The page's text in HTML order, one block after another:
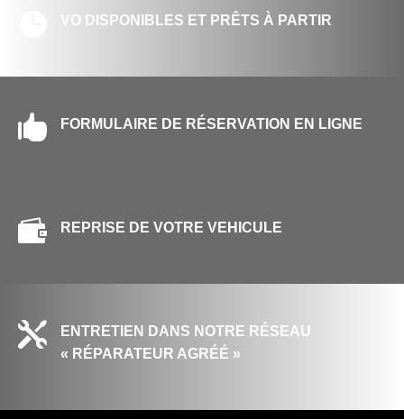
VO DISPONIBLES ET PRÊTS À PARTIR
 FORMULAIRE DE RÉSERVATION EN LIGNE
 REPRISE DE VOTRE VEHICULE

ENTRETIEN DANS NOTRE RÉSEAU
« RÉPARATEUR AGRÉÉ »